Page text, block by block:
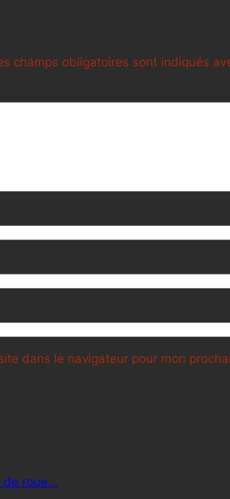
champs obligatoires sont indiqués
dans le navigateur pour mon
de roue…